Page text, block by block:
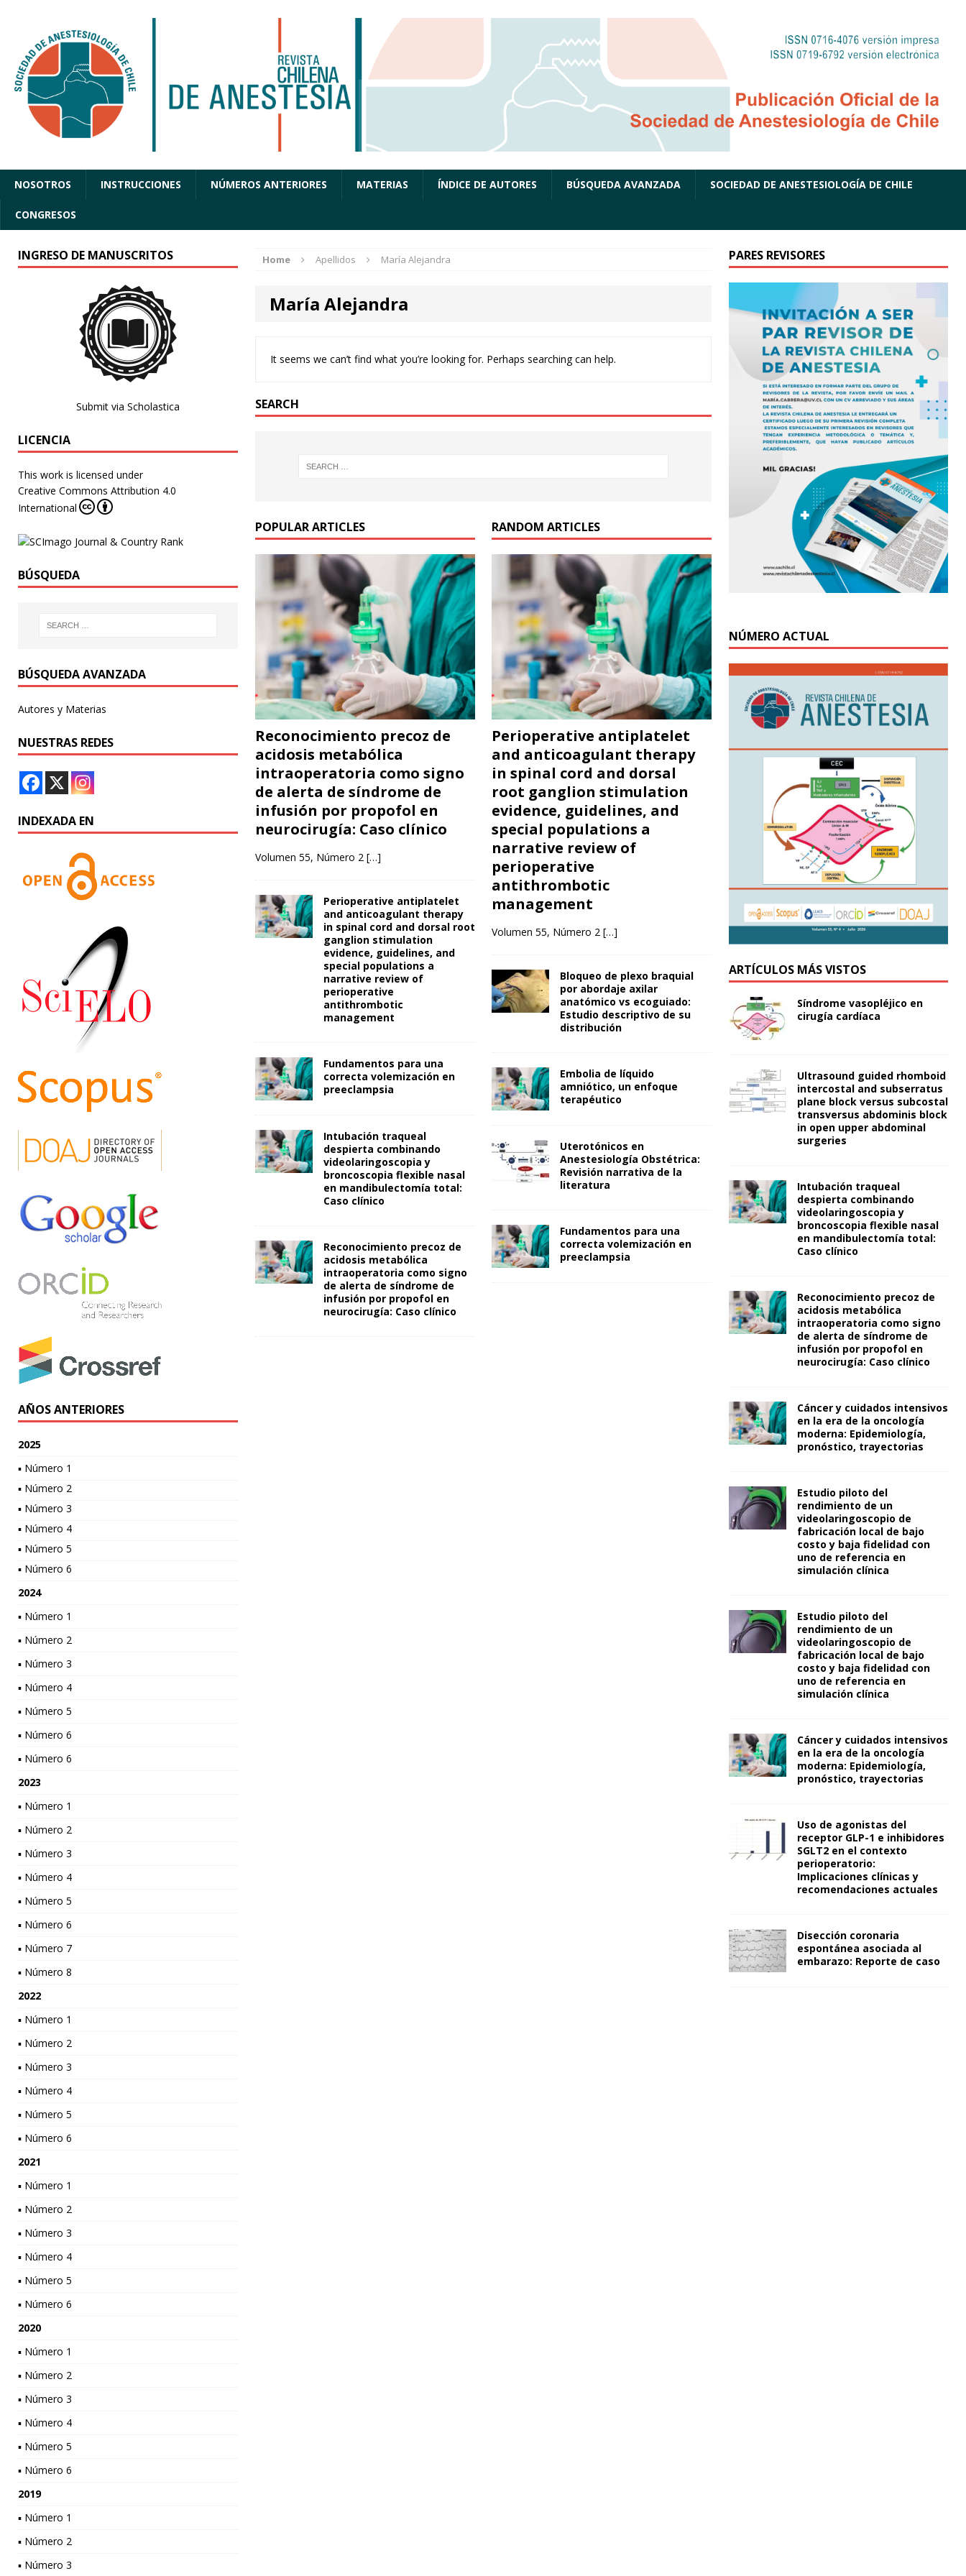
NOSOTROS INSTRUCCIONES NÚMEROS ANTERIORES MATERIAS ÍNDICE DE AUTORES BÚSQUEDA AVANZADA SOCIEDAD DE ANESTESIOLOGÍA DE CHILE
CONGRESOS
Home Apellidos María Alejandra
María Alejandra
It seems we can’t find what you’re looking for. Perhaps searching can help.
SEARCH
POPULAR ARTICLES
Reconocimiento precoz de
acidosis metabólica
intraoperatoria como signo
de alerta de síndrome de
infusión por propofol en
neurocirugía: Caso clínico
Volumen 55, Número 2 […]
Perioperative antiplatelet
and anticoagulant therapy
in spinal cord and dorsal root
ganglion stimulation
evidence, guidelines, and
special populations a
narrative review of
perioperative
antithrombotic
management
Fundamentos para una
correcta volemización en
preeclampsia
Intubación traqueal
despierta combinando
videolaringoscopia y
broncoscopia flexible nasal
en mandibulectomía total:
Caso clínico
Reconocimiento precoz de
acidosis metabólica
intraoperatoria como signo
de alerta de síndrome de
infusión por propofol en
neurocirugía: Caso clínico
RANDOM ARTICLES
Perioperative antiplatelet
and anticoagulant therapy
in spinal cord and dorsal
root ganglion stimulation
evidence, guidelines, and
special populations a
narrative review of
perioperative
antithrombotic
management
Volumen 55, Número 2 […]
Bloqueo de plexo braquial
por abordaje axilar
anatómico vs ecoguiado:
Estudio descriptivo de su
distribución
Embolia de líquido
amniótico, un enfoque
terapéutico
Uterotónicos en
Anestesiología Obstétrica:
Revisión narrativa de la
literatura
Fundamentos para una
correcta volemización en
preeclampsia
INGRESO DE MANUSCRITOS
Submit via Scholastica
LICENCIA
This work is licensed under
Creative Commons Attribution 4.0
International
BÚSQUEDA
BÚSQUEDA AVANZADA
Autores y Materias
NUESTRAS REDES
INDEXADA EN
AÑOS ANTERIORES
2025
▪ Número 1
▪ Número 2
▪ Número 3
▪ Número 4
▪ Número 5
▪ Número 6
2024
▪ Número 1
▪ Número 2
▪ Número 3
▪ Número 4
▪ Número 5
▪ Número 6
▪ Número 6
2023
▪ Número 1
▪ Número 2
▪ Número 3
▪ Número 4
▪ Número 5
▪ Número 6
▪ Número 7
▪ Número 8
2022
▪ Número 1
▪ Número 2
▪ Número 3
▪ Número 4
▪ Número 5
▪ Número 6
2021
▪ Número 1
▪ Número 2
▪ Número 3
▪ Número 4
▪ Número 5
▪ Número 6
2020
▪ Número 1
▪ Número 2
▪ Número 3
▪ Número 4
▪ Número 5
▪ Número 6
2019
▪ Número 1
▪ Número 2
▪ Número 3
PARES REVISORES
NÚMERO ACTUAL
ARTÍCULOS MÁS VISTOS
Síndrome vasopléjico en
cirugía cardíaca
Ultrasound guided rhomboid
intercostal and subserratus
plane block versus subcostal
transversus abdominis block
in open upper abdominal
surgeries
Intubación traqueal
despierta combinando
videolaringoscopia y
broncoscopia flexible nasal
en mandibulectomía total:
Caso clínico
Reconocimiento precoz de
acidosis metabólica
intraoperatoria como signo
de alerta de síndrome de
infusión por propofol en
neurocirugía: Caso clínico
Cáncer y cuidados intensivos
en la era de la oncología
moderna: Epidemiología,
pronóstico, trayectorias
Estudio piloto del
rendimiento de un
videolaringoscopio de
fabricación local de bajo
costo y baja fidelidad con
uno de referencia en
simulación clínica
Estudio piloto del
rendimiento de un
videolaringoscopio de
fabricación local de bajo
costo y baja fidelidad con
uno de referencia en
simulación clínica
Cáncer y cuidados intensivos
en la era de la oncología
moderna: Epidemiología,
pronóstico, trayectorias
Uso de agonistas del
receptor GLP-1 e inhibidores
SGLT2 en el contexto
perioperatorio:
Implicaciones clínicas y
recomendaciones actuales
Disección coronaria
espontánea asociada al
embarazo: Reporte de caso